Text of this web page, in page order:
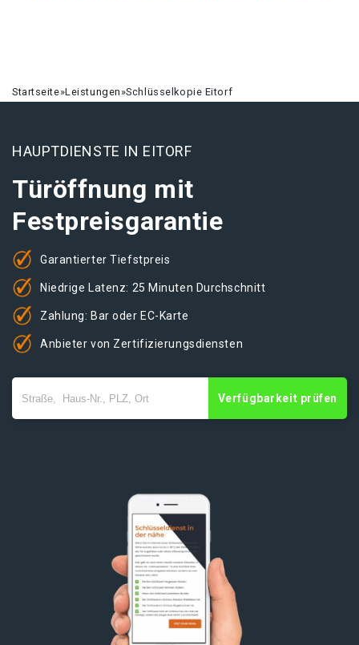
Startseite»Leistungen»Schlüsselkopie Eitorf
HAUPTDIENSTE IN EITORF
Türöffnung mit
Festpreisgarantie
Garantierter Tiefstpreis
Niedrige Latenz: 25 Minuten Durchschnitt
Zahlung: Bar oder EC-Karte
Anbieter von Zertifizierungsdiensten
Verfügbarkeit prüfen